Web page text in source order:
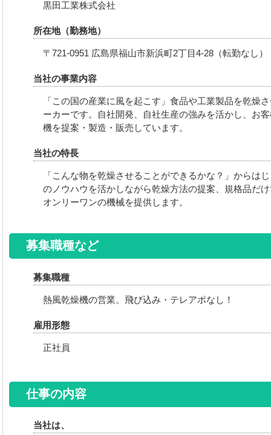
黒田工業株式会社
所在地（勤務地）
〒721-0951 広島県福山市新浜町2丁目4-28（転勤なし）
当社の事業内容
「この国の産業に風を起こす」食品や工業製品を乾燥
ーカーです。自社開発、自社生産の強みを活かし、お
機を提案・製造・販売しています。
当社の特長
「こんな物を乾燥させることができるかな？」からは
のノウハウを活かしながら乾燥方法の提案、規格品だ
オンリーワンの機械を提供します。
募集職種など
募集職種
熱風乾燥機の営業。飛び込み・テレアポなし！
雇用形態
正社員
仕事の内容
当社は、